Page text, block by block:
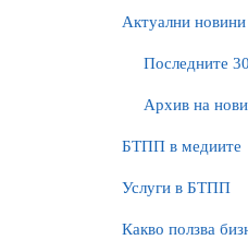
Актуални новини
Последните
Архив на
БTПП в медиите
Услуги в БТПП
Какво ползва